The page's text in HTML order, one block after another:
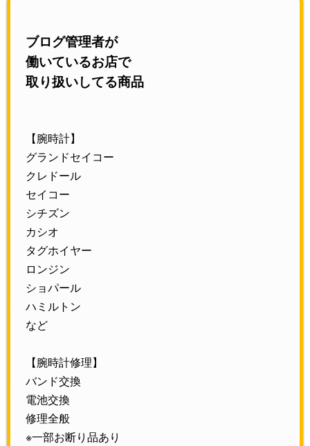
ブログ管理者が
働いているお店で
取り扱いしてる商品
【腕時計】
グランドセイコー
クレドール
セイコー
シチズン
カシオ
タグホイヤー
ロンジン
ショパール
ハミルトン
など
【腕時計修理】
バンド交換
電池交換
修理全般
※一部お断り品あり